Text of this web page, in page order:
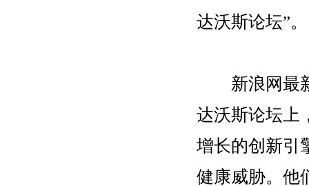
达沃斯论坛”。
新浪网最新
达沃斯论坛上
增长的创新引
健康威胁。他